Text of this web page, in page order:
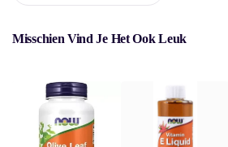
Misschien Vind Je Het Ook Leuk